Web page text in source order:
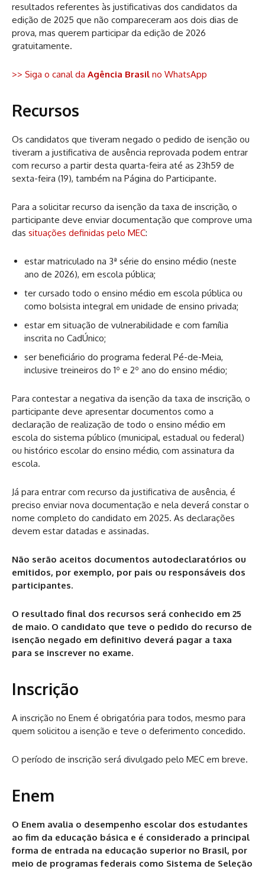
resultados referentes às justificativas dos candidatos da
edição de 2025 que não compareceram aos dois dias de
prova, mas querem participar da edição de 2026
gratuitamente.
>> Siga o canal da Agência Brasil no WhatsApp
Recursos
Os candidatos que tiveram negado o pedido de isenção ou
tiveram a justificativa de ausência reprovada podem entrar
com recurso a partir desta quarta-feira até as 23h59 de
sexta-feira (19), também na Página do Participante.
Para a solicitar recurso da isenção da taxa de inscrição, o
participante deve enviar documentação que comprove uma
das situações definidas pelo MEC:
estar matriculado na 3ª série do ensino médio (neste
ano de 2026), em escola pública;
ter cursado todo o ensino médio em escola pública ou
como bolsista integral em unidade de ensino privada;
estar em situação de vulnerabilidade e com família
inscrita no CadÚnico;
ser beneficiário do programa federal Pé-de-Meia,
inclusive treineiros do 1º e 2º ano do ensino médio;
Para contestar a negativa da isenção da taxa de inscrição, o
participante deve apresentar documentos como a
declaração de realização de todo o ensino médio em
escola do sistema público (municipal, estadual ou federal)
ou histórico escolar do ensino médio, com assinatura da
escola.
Já para entrar com recurso da justificativa de ausência, é
preciso enviar nova documentação e nela deverá constar o
nome completo do candidato em 2025. As declarações
devem estar datadas e assinadas.
Não serão aceitos documentos autodeclaratórios ou
emitidos, por exemplo, por pais ou responsáveis dos
participantes.
O resultado final dos recursos será conhecido em 25
de maio. O candidato que teve o pedido do recurso de
isenção negado em definitivo deverá pagar a taxa
para se inscrever no exame.
Inscrição
A inscrição no Enem é obrigatória para todos, mesmo para
quem solicitou a isenção e teve o deferimento concedido.
O período de inscrição será divulgado pelo MEC em breve.
Enem
O Enem avalia o desempenho escolar dos estudantes
ao fim da educação básica e é considerado a principal
forma de entrada na educação superior no Brasil, por
meio de programas federais como Sistema de Seleção